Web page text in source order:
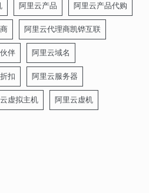
阿里云产品 阿里云产品代购
阿里云代理商凯铧互联
伴 阿里云域名
扣 阿里云服务器
虚拟主机 阿里云虚机